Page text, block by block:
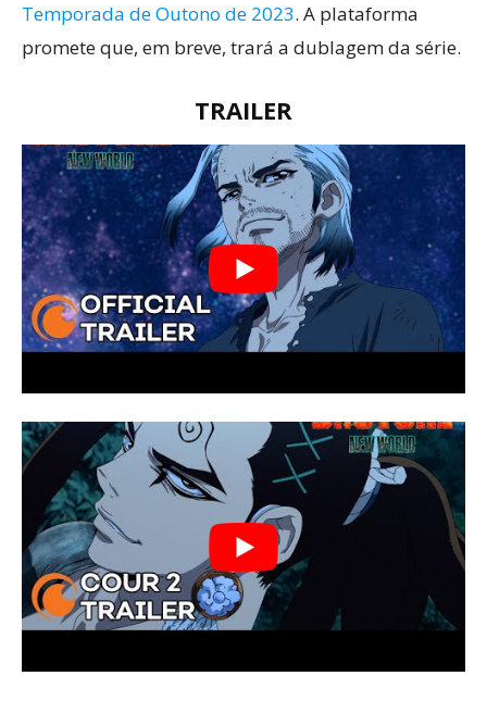
Temporada de Outono de 2023. A plataforma
promete que, em breve, trará a dublagem da série.
TRAILER